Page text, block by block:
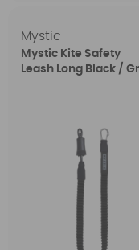
Mystic
Mystic Kite Safety
Leash Long Black /